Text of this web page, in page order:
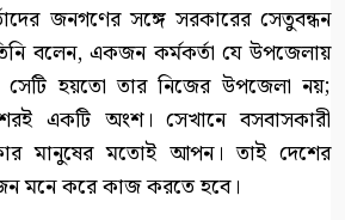
জনগণের সঙ্গে সরকারের সেতুবন্ধন
বলেন, একজন কর্মকর্তা যে উপজেলায়
সেটি হয়তো তার নিজের উপজেলা নয়;
একটি অংশ। সেখানে বসবাসকারী
মানুষের মতোই আপন। তাই দেশের
মনে করে কাজ করতে হবে।